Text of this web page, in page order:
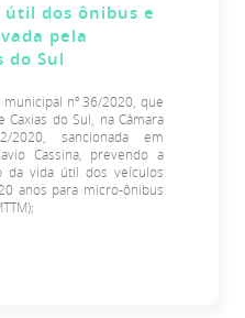
útil dos ônibus e
pela
do Sul
nº 36/2020, que
do Sul, na Câmara
2020, sancionada em
Cassina, prevendo a
da vida útil dos veículos
anos para micro-ônibus